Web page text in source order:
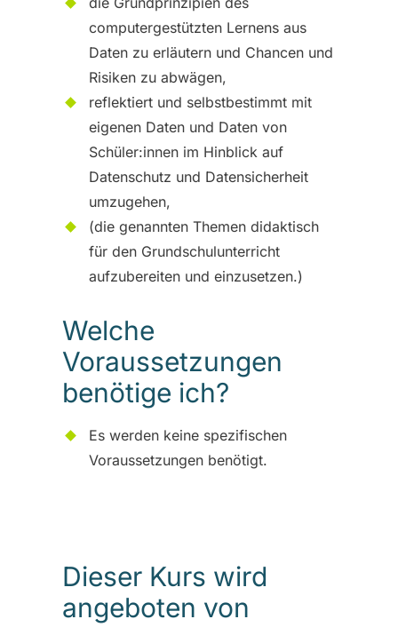
computergestützten Lernens aus
Daten zu erläutern und Chancen und
Risiken zu abwägen,
reflektiert und selbstbestimmt mit
eigenen Daten und Daten von
Schüler:innen im Hinblick auf
Datenschutz und Datensicherheit
umzugehen,
(die genannten Themen didaktisch
für den Grundschulunterricht
aufzubereiten und einzusetzen.)
Welche
Voraussetzungen
benötige ich?
Es werden keine spezifischen
Voraussetzungen benötigt.
Dieser Kurs wird
angeboten von